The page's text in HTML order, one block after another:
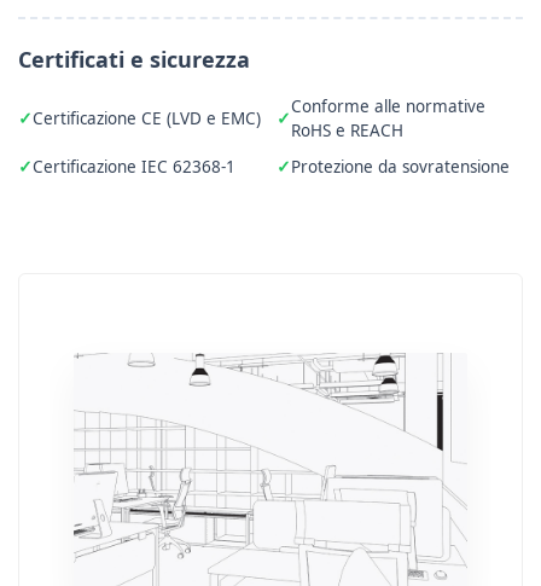
Certificati e sicurezza
Certificazione CE (LVD e EMC)
Conforme alle normative
RoHS e REACH
Certificazione IEC 62368-1
Protezione da sovratensione